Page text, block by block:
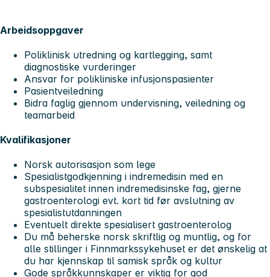
Arbeidsoppgaver
Poliklinisk utredning og kartlegging, samt
diagnostiske vurderinger
Ansvar for polikliniske infusjonspasienter
Pasientveiledning
Bidra faglig gjennom undervisning, veiledning og
teamarbeid
Kvalifikasjoner
Norsk autorisasjon som lege
Spesialistgodkjenning i indremedisin med en
subspesialitet innen indremedisinske fag, gjerne
gastroenterologi evt. kort tid før avslutning av
spesialistutdanningen
Eventuelt direkte spesialisert gastroenterolog
Du må beherske norsk skriftlig og muntlig, og for
alle stillinger i Finnmarkssykehuset er det ønskelig at
du har kjennskap til samisk språk og kultur
Gode språkkunnskaper er viktig for god